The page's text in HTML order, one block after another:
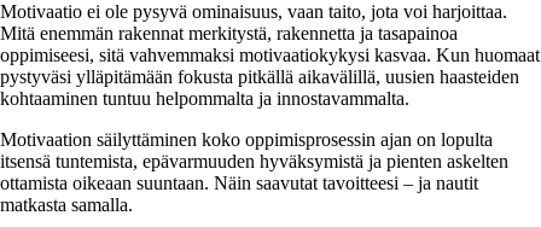
Motivaatio ei ole pysyvä ominaisuus, vaan taito, jota voi harjoittaa.
Mitä enemmän rakennat merkitystä, rakennetta ja tasapainoa
oppimiseesi, sitä vahvemmaksi motivaatiokykysi kasvaa. Kun huomaat
pystyväsi ylläpitämään fokusta pitkällä aikavälillä, uusien haasteiden
kohtaaminen tuntuu helpommalta ja innostavammalta.
Motivaation säilyttäminen koko oppimisprosessin ajan on lopulta
itsensä tuntemista, epävarmuuden hyväksymistä ja pienten askelten
ottamista oikeaan suuntaan. Näin saavutat tavoitteesi – ja nautit
matkasta samalla.